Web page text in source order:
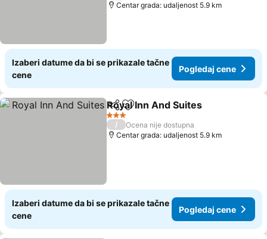
Centar grada: udaljenost 5.9 km
Izaberi datume da bi se prikazale tačne
cene
Pogledaj cene
Deli Dodati u favorite
Royal Inn And Suites
3 Zvezdice
/
Ocena nije dostupna
Centar grada: udaljenost 5.9 km
Izaberi datume da bi se prikazale tačne
cene
Pogledaj cene